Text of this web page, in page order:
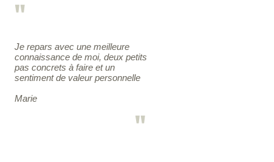
"
Je repars avec une meilleure
connaissance de moi, deux petits
pas concrets à faire et un
sentiment de valeur personnelle
Marie
"